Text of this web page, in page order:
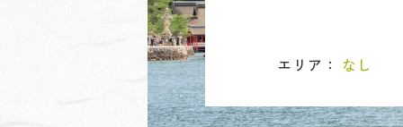
エリア： なし